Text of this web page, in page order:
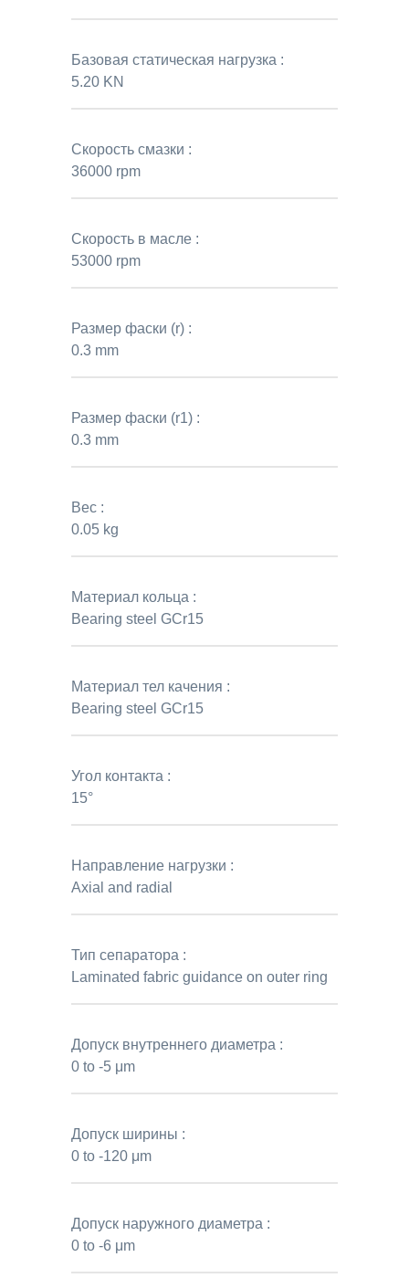
Базовая статическая нагрузка :
5.20 KN
Скорость смазки :
36000 rpm
Скорость в масле :
53000 rpm
Размер фаски (r) :
0.3 mm
Размер фаски (r1) :
0.3 mm
Вес :
0.05 kg
Материал кольца :
Bearing steel GCr15
Материал тел качения :
Bearing steel GCr15
Угол контакта :
15°
Направление нагрузки :
Axial and radial
Тип сепаратора :
Laminated fabric guidance on outer ring
Допуск внутреннего диаметра :
0 to -5 μm
Допуск ширины :
0 to -120 μm
Допуск наружного диаметра :
0 to -6 μm